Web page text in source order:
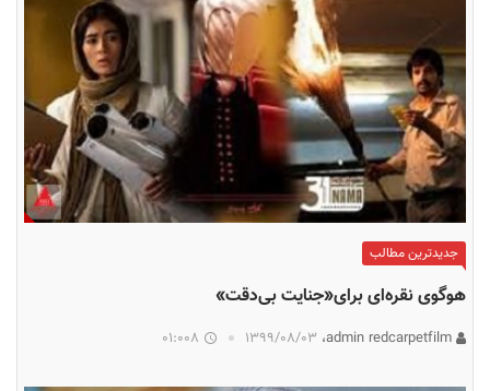
جدیدترین مطالب
هوگوی نقره‌ای برای«جنایت بی‌دقت»
۱۳۹۹/۰۸/۰۳ 01:008